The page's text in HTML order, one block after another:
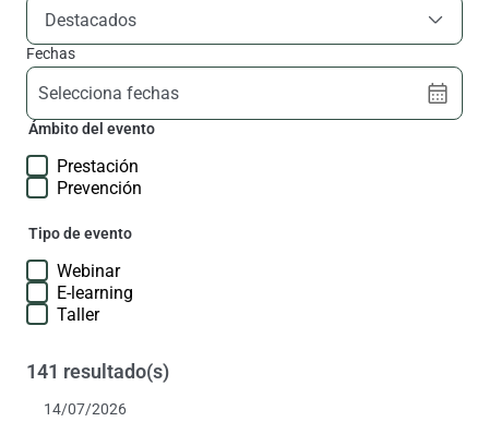
Destacados
Fechas
Selecciona fechas
Ámbito del evento
Prestación
Prevención
Tipo de evento
Webinar
E-learning
Taller
141 resultado(s)
14/07/2026